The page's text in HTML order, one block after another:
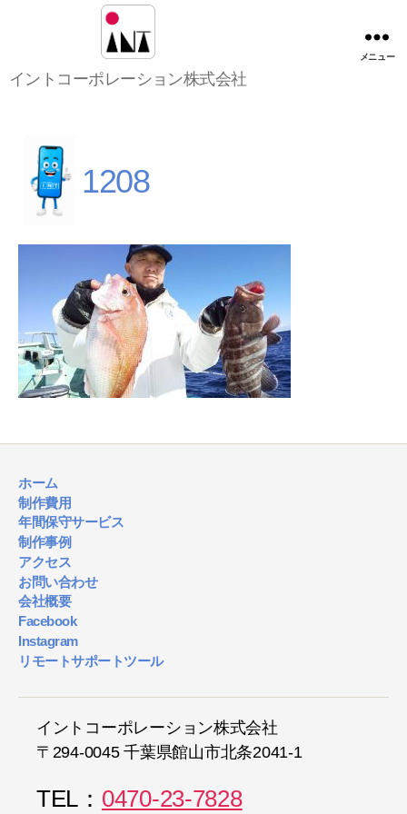
ン
ポ
レ
ョ
ン
株
式
会
社
イントコーポレーション株式会社
メニュー
1208
ホーム
制作費用
年間保守サービス
制作事例
アクセス
お問い合わせ
会社概要
Facebook
Instagram
リモートサポートツール
イントコーポレーション株式会社
〒294-0045 千葉県館山市北条2041-1
TEL： 0470-23-7828